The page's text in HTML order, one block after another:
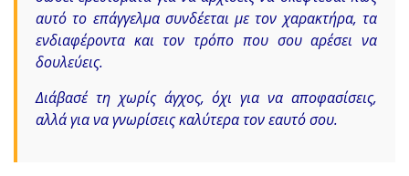
αυτό το επάγγελμα συνδέεται με τον χαρακτήρα, τα
ενδιαφέροντα και τον τρόπο που σου αρέσει να
δουλεύεις.
Διάβασέ τη χωρίς άγχος, όχι για να αποφασίσεις,
αλλά για να γνωρίσεις καλύτερα τον εαυτό σου.